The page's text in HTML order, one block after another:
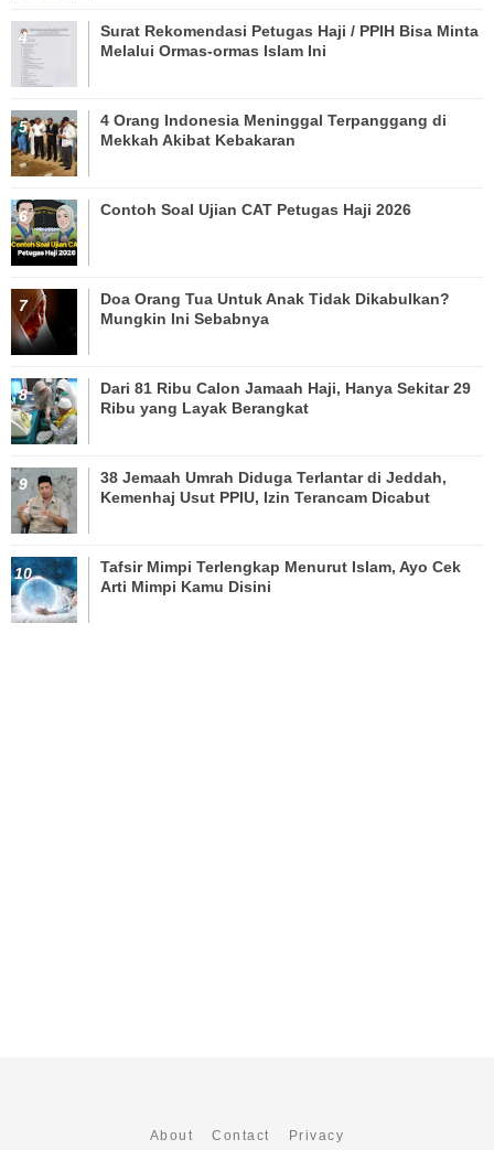
Surat Rekomendasi Petugas Haji / PPIH Bisa Minta
Melalui Ormas-ormas Islam Ini
4 Orang Indonesia Meninggal Terpanggang di
Mekkah Akibat Kebakaran
Contoh Soal Ujian CAT Petugas Haji 2026
Doa Orang Tua Untuk Anak Tidak Dikabulkan?
Mungkin Ini Sebabnya
Dari 81 Ribu Calon Jamaah Haji, Hanya Sekitar 29
Ribu yang Layak Berangkat
38 Jemaah Umrah Diduga Terlantar di Jeddah,
Kemenhaj Usut PPIU, Izin Terancam Dicabut
Tafsir Mimpi Terlengkap Menurut Islam, Ayo Cek
Arti Mimpi Kamu Disini
About Contact Privacy